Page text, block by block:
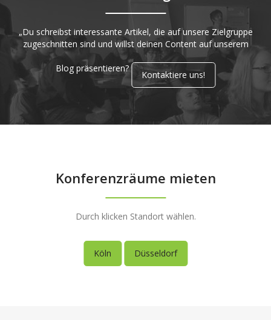
„Du schreibst interessante Artikel, die auf unsere Zielgruppe
zugeschnitten sind und willst deinen Content auf unserem
Blog präsentieren?
Kontaktiere uns!
Konferenzräume mieten
Durch klicken Standort wählen.
Köln Düsseldorf